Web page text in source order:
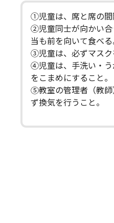
①児童は、席と席の間
②児童同士が向かい
当も前を向いて食べる
③児童は、必ずマスク
④児童は、手洗い・
をこまめにすること。
⑤教室の管理者（教
ず換気を行うこと。